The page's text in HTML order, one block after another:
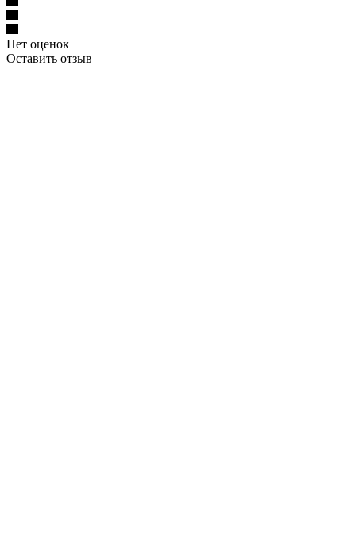
Нет оценок
Оставить отзыв